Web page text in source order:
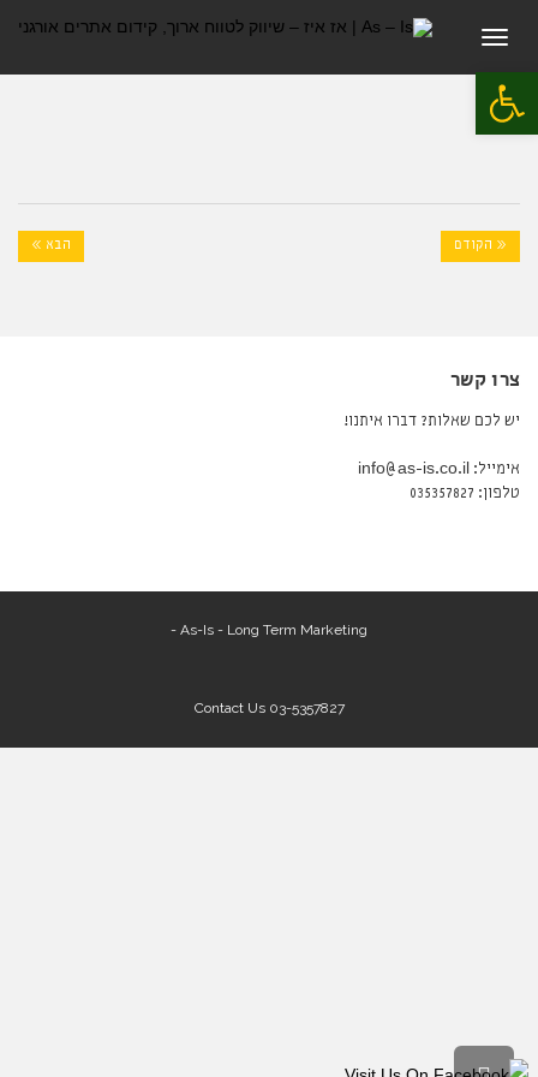
פתח סרגל נגישות
תפריט
« הקודם הבא »
צרו קשר
יש לכם שאלות? דברו איתנו!
אימייל: info@as-is.co.il
טלפון: 035357827
As-Is - Long Term Marketing -
Contact Us03-5357827